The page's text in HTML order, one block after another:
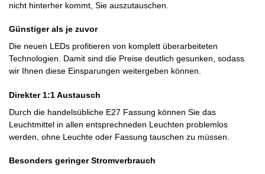
nicht hinterher kommt, Sie auszutauschen.
Günstiger als je zuvor
Die neuen LEDs profitieren von komplett überarbeiteten
Technologien. Damit sind die Preise deutlich gesunken, sodass
wir Ihnen diese Einsparungen weitergeben können.
Direkter 1:1 Austausch
Durch die handelsübliche E27 Fassung können Sie das
Leuchtmittel in allen entsprechneden Leuchten problemlos
werden, ohne Leuchte oder Fassung tauschen zu müssen.
Besonders geringer Stromverbrauch